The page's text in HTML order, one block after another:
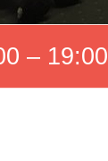
– 19:00